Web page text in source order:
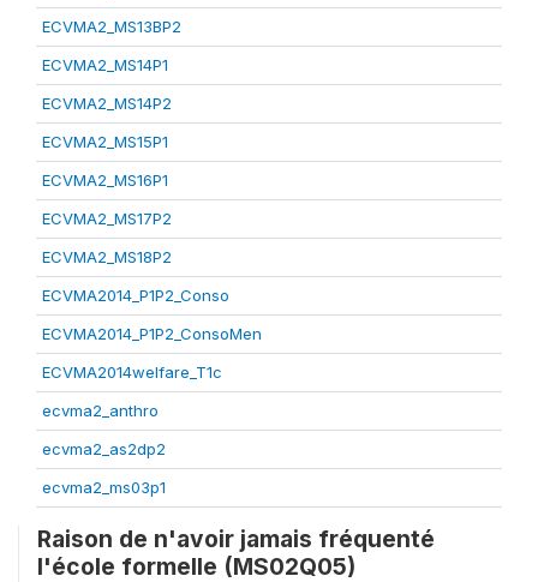
ECVMA2_MS13BP2
ECVMA2_MS14P1
ECVMA2_MS14P2
ECVMA2_MS15P1
ECVMA2_MS16P1
ECVMA2_MS17P2
ECVMA2_MS18P2
ECVMA2014_P1P2_Conso
ECVMA2014_P1P2_ConsoMen
ECVMA2014welfare_T1c
ecvma2_anthro
ecvma2_as2dp2
ecvma2_ms03p1
Raison de n'avoir jamais fréquenté
l'école formelle (MS02Q05)